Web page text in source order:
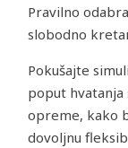
Pravilno
slobodno
Pokušajte
poput hvatanja
opreme, kako
dovoljnu